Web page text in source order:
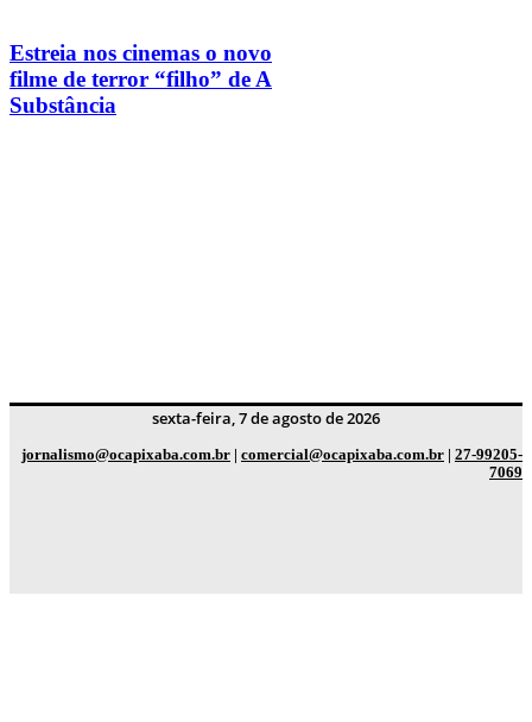
Estreia nos cinemas o novo
filme de terror “filho” de A
Substância
sexta-feira, 7 de agosto de 2026
jornalismo@ocapixaba.com.br | comercial@ocapixaba.com.br | 27-99205-
7069